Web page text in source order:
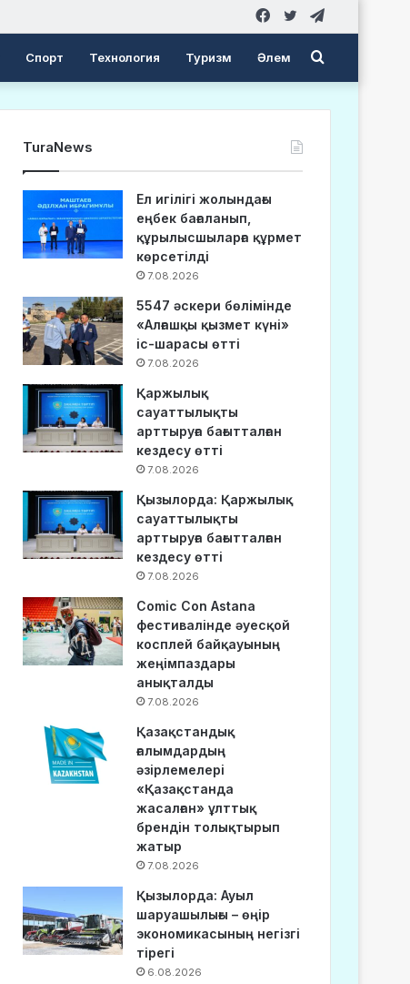
Twitter
Facebook
Спорт Технология Туризм Әлем Search
for
TuraNews
Ел игілігі жолындағы
еңбек бағаланып,
құрылысшыларға құрмет
көрсетілді
7.08.2026
5547 әскери бөлімінде
«Алғашқы қызмет күні»
іс-шарасы өтті
7.08.2026
Қаржылық
сауаттылықты
арттыруға бағытталған
кездесу өтті
7.08.2026
Қызылорда: Қаржылық
сауаттылықты
арттыруға бағытталған
кездесу өтті
7.08.2026
Comic Con Astana
фестивалінде әуесқой
косплей байқауының
жеңімпаздары
анықталды
7.08.2026
Қазақстандық
ғалымдардың
әзірлемелері
«Қазақстанда
жасалған» ұлттық
брендін толықтырып
жатыр
7.08.2026
Қызылорда: Ауыл
шаруашылығы – өңір
экономикасының негізгі
тірегі
6.08.2026